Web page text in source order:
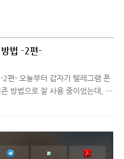
법 -2편-
편- 오늘부터 갑자기 텔레그램 폰
방법으로 잘 사용 중이었는데, 내
변경하는 방법 카카오톡과 달리
영구적으로 저장된다는 장점 때